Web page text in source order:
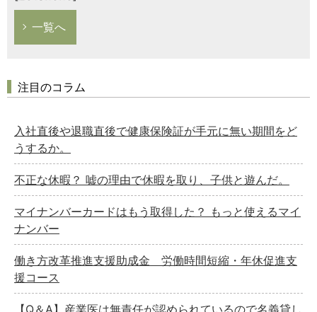
一覧へ
注目のコラム
入社直後や退職直後で健康保険証が手元に無い期間をど
うするか。
不正な休暇？ 嘘の理由で休暇を取り、子供と遊んだ。
マイナンバーカードはもう取得した？ もっと使えるマイ
ナンバー
働き方改革推進支援助成金 労働時間短縮・年休促進支
援コース